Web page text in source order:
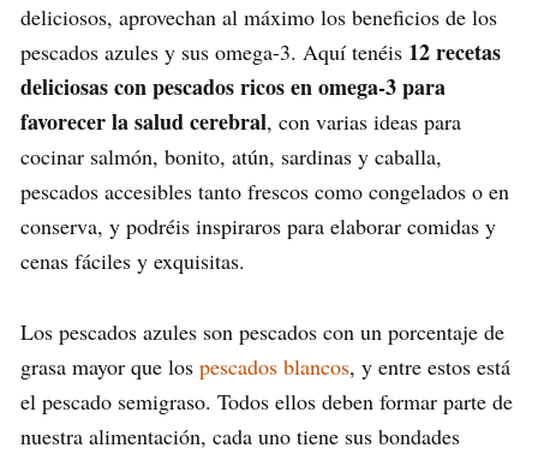
deliciosos, aprovechan al máximo los beneficios de los
pescados azules y sus omega-3. Aquí tenéis 12 recetas
deliciosas con pescados ricos en omega-3 para
favorecer la salud cerebral, con varias ideas para
cocinar salmón, bonito, atún, sardinas y caballa,
pescados accesibles tanto frescos como congelados o en
conserva, y podréis inspiraros para elaborar comidas y
cenas fáciles y exquisitas.
Los pescados azules son pescados con un porcentaje de
grasa mayor que los pescados blancos, y entre estos está
el pescado semigraso. Todos ellos deben formar parte de
nuestra alimentación, cada uno tiene sus bondades